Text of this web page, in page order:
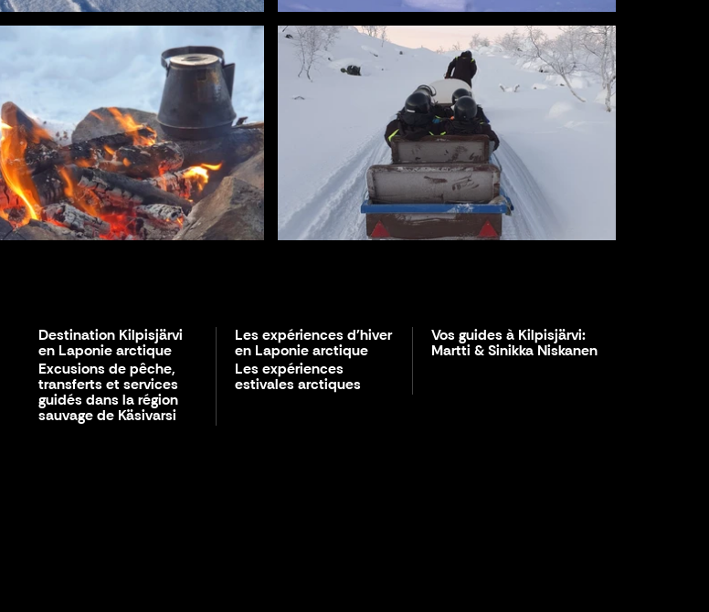
Destination Kilpisjärvi
en Laponie arctique
Excusions de pêche,
transferts et services
guidés dans la région
sauvage de Käsivarsi
Les expériences d'hiver
en Laponie arctique
Les expériences
estivales arctiques
Vos guides à Kilpisjärvi:
Martti & Sinikka Niskanen